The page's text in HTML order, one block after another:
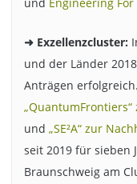
und Engineering
➜ Exzellenzcluster:
und der Länder
Anträgen
und „SE²A“ zur
seit 2019 für sieben
Braunschweig am